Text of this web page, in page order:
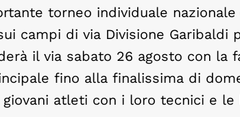
torneo individuale
campi di via Divisione
il via sabato 26 agosto con la
fino alla finalissima di
atleti con i loro tecnici e le